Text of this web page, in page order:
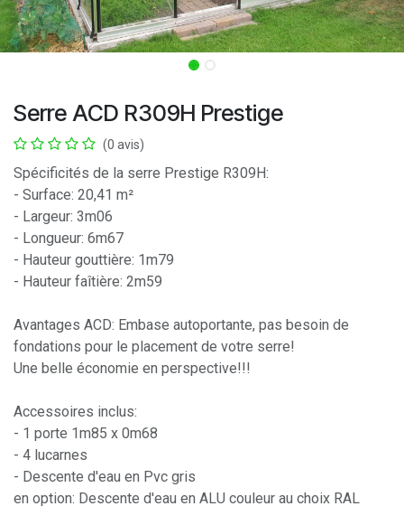
Serre ACD R309H Prestige
(0 avis)
Spécificités de la serre Prestige R309H:
- Surface: 20,41 m²
- Largeur: 3m06
- Longueur: 6m67
- Hauteur gouttière: 1m79
- Hauteur faîtière: 2m59
Avantages ACD: Embase autoportante, pas besoin de
fondations pour le placement de votre serre!
Une belle économie en perspective!!!
Accessoires inclus:
- 1 porte 1m85 x 0m68
- 4 lucarnes
- Descente d'eau en Pvc gris
en option: Descente d'eau en ALU couleur au choix RAL